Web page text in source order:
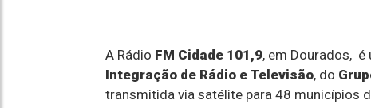
A Rádio FM Cidade 101,9, em Dourados,
Integração de Rádio e Televisão, do
transmitida via satélite para 48 municípios